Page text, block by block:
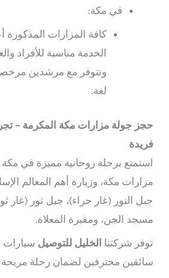
في مكة:
كافة المزارات المذكورة
الخدمة مناسبة للأفراد
وتتوفر مع مرشدين
لغة.
حجز جولة مزارات مكة المكرمة –
فريدة
استمتع برحلة روحانية مميزة في
مزارات مكة، وزيارة أهم المعالم
جبل النور (غار حراء)، جبل ثور (غار
مسجد الجن، ومقبرة المعلاة.
توفر شركتنا الخليل للتوصيل سيارات
سائقين محترفين لضمان رحلة مريحة